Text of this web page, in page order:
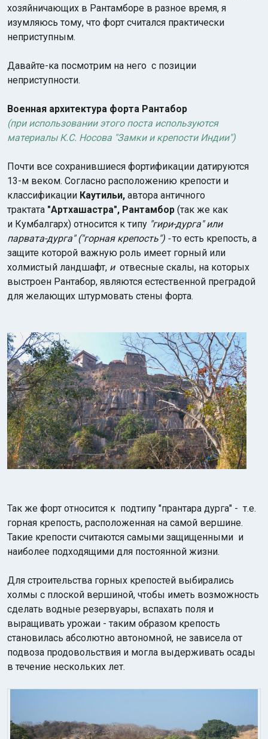
хозяйничающих в Рантамборе в разное время, я
изумляюсь тому, что форт считался практически
неприступным.
Давайте-ка посмотрим на него с позиции
неприступности.
Военная архитектура форта Рантабор
(при использовании этого поста используются
материалы К.С. Носова "Замки и крепости Индии")
Почти все сохранившиеся фортификации датируются
13-м веком. Согласно расположению крепости и
классификации Каутильи, автора античного
трактата "Артхашастра", Рантамбор (так же как
и Кумбалгарх) относится к типу "гири-дурга" или
парвата-дурга" ("горная крепость") -то есть крепость, а
защите которой важную роль имеет горный или
холмистый ландшафт, и отвесные скалы, на которых
выстроен Рантабор, являются естественной преградой
для желающих штурмовать стены форта.
Так же форт относится к подтипу "прантара дурга" - т.е.
горная крепость, расположенная на самой вершине.
Такие крепости считаются самыми защищенными и
наиболее подходящими для постоянной жизни.
Для строительства горных крепостей выбирались
холмы с плоской вершиной, чтобы иметь возможность
сделать водные резервуары, вспахать поля и
выращивать урожаи - таким образом крепость
становилась абсолютно автономной, не зависела от
подвоза продовольствия и могла выдерживать осады
в течение нескольких лет.